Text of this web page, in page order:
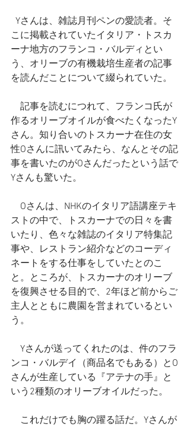
こに掲載されていたイタリア・トスカ
ーナ地方のフランコ・バルディとい
う、オリーブの有機栽培生産者の記事
を読んだことについて綴られていた。
記事を読むにつれて、フランコ氏が
作るオリーブオイルが食べたくなったY
さん。知り合いのトスカーナ在住の女
性Oさんに訊いてみたら、なんとその記
事を書いたのがOさんだったという話で
Yさんも驚いた。
Oさんは、NHKのイタリア語講座テキ
ストの中で、トスカーナでの日々を書
いたり、色々な雑誌のイタリア特集記
事や、レストラン紹介などのコーディ
ネートをする仕事をしていたとのこ
と。ところが、トスカーナのオリーブ
を復興させる目的で、2年ほど前からご
主人とともに農園を営まれているとい
う。
Yさんが送ってくれたのは、件のフラ
ンコ・バルデイ（商品名でもある）とO
さんが生産している『アテナの手』と
いう2種類のオリーブオイルだった。
これだけでも胸の躍る話だ。Yさんが